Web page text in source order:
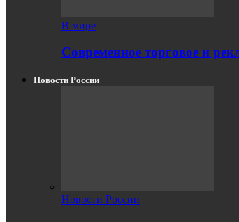
В мире
Современное торговое и
Новости России
Новости России